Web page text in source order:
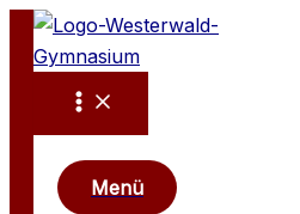
Zum
Inhalt
springen
Menü